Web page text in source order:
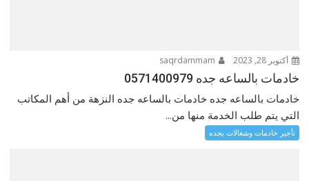
أكتوبر 28, 2023
خادمات بالساعه جده 0571400979
خادمات بالساعه جده خادمات بالساعه جده النزهة من أهم المكاتب
التي يتم طلب الخدمة منها من...
تأجير خادمات وشغالات بجده